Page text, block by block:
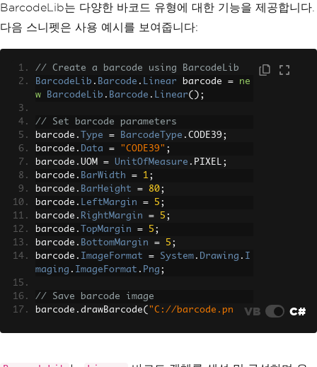
BarcodeLib는 다양한 바코드 유형에 대한 기능을 제공합니다.
다음 스니펫은 사용 예시를 보여줍니다:
// Create a barcode using BarcodeLib
BarcodeLib . Barcode . Linear barcode =
ne
w
BarcodeLib . Barcode . Linear();
// Set barcode parameters
barcode . Type = BarcodeType . CODE39 ;
barcode . Data = "CODE39" ;
barcode . UOM = UnitOfMeasure . PIXEL ;
barcode . BarWidth = 1;
barcode . BarHeight = 80;
barcode . LeftMargin = 5 ;
barcode . RightMargin = 5 ;
barcode . TopMargin = 5 ;
barcode . BottomMargin = 5 ;
barcode . ImageFormat = System . Drawing . I
maging . ImageFormat . Png ;
// Save barcode image
barcode . drawBarcode( "C://barcode.pn
de
VB C#